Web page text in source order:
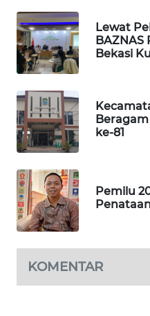
Lewat
BAZNAS
Bekasi
ke-81
Pemilu
KOMENTAR
KOPEKLIN
PORTAL
FORWAMKI
ALPERKLINAS
FORJASIDA
TAMBANG